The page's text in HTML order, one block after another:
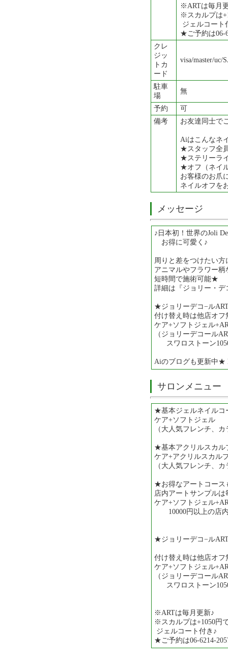
※ARTは毎月
※スカルプは
ジェルコート
★ご予約は06-
クレ
ジッ
トカ
ード
visa/master/uc/
駐車
場
無
予約
可
備考
お友達同士で
Aiはこんなネ
★スタッフ全
★ステリーラ
★オフ（ネイ
お客様のお爪
ネイルオフを
メッセージ
♪日本初！世界のJoli
お得に可愛く♪
周りと差をつけたい
アニマルやフラワー
短時間で施術可能★
詳細は『ジョリー・
★ジョリーデコ−ル
付け替え時は他店オフ
ケア+ソフトジェル
（ジョリーデコール
スワロストーン
Aiのブログも更新中★
サロンメニュー
★基本ジェルネイル
ケア+ソフトジェル
（大人気フレンチ、
★基本アクリルスカ
ケア+アクリルスカル
（大人気フレンチ、
★お得なアートコー
店内アートサンプルは
ケア+ソフトジェル
10000円以上の店
★ジョリーデコ−ル
付け替え時は他店オフ
ケア+ソフトジェル
（ジョリーデコール
スワロストーン
※ARTは毎月更新♪
※スカルプは+1050円
ジェルコート付き♪
★ご予約は06-6214-